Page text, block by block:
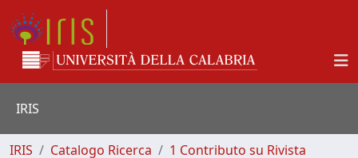
IRIS
IRIS Catalogo Ricerca
1 Contributo su Rivista